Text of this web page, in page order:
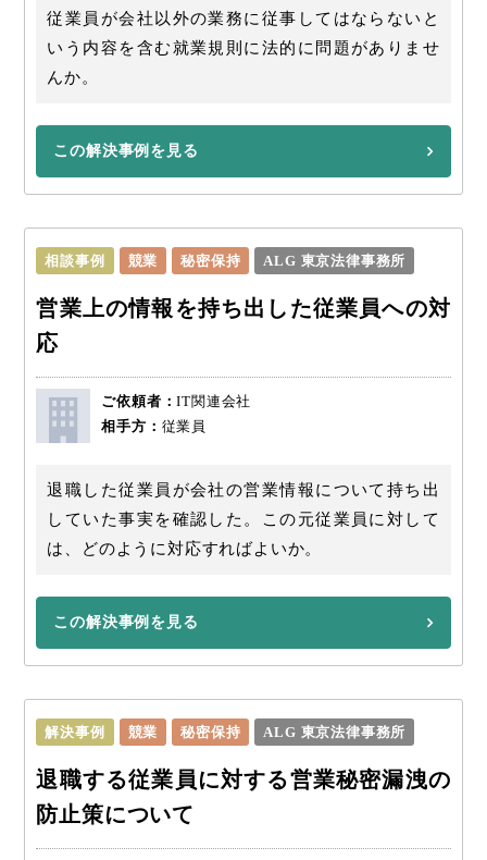
従業員が会社以外の業務に従事してはならないと
いう内容を含む就業規則に法的に問題がありませ
んか。
この解決事例を見る
相談事例 競業 秘密保持 ALG 東京法律事務所
営業上の情報を持ち出した従業員への対
応
ご依頼者：IT関連会社
相手方： 従業員
退職した従業員が会社の営業情報について持ち出
していた事実を確認した。この元従業員に対して
は、どのように対応すればよいか。
この解決事例を見る
解決事例 競業 秘密保持 ALG 東京法律事務所
退職する従業員に対する営業秘密漏洩の
防止策について